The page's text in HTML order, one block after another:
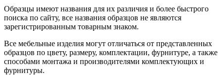
Образцы имеют названия для их различия и более быстрого
поиска по сайту, все названия образцов не являются
зарегистрированным товарным знаком.
Все мебельные изделия могут отличаться от представленных
образцов по цвету, размеру, комплектации, фурнитуре, а также
способами монтажа и производителями комплектующих и
фурнитуры.